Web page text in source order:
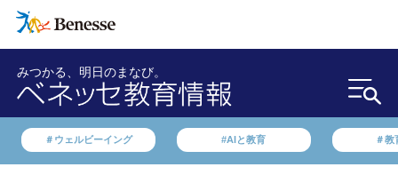
みつかる、明日のまなび。
＃ウェルビーイング #AIと教育 ＃教